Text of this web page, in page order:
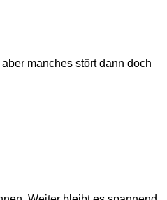
manches stört dann doch